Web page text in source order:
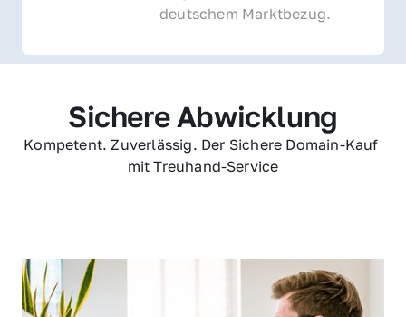
deutschem Marktbezug.
Sichere Abwicklung
Kompetent. Zuverlässig. Der Sichere Domain-Kauf
mit Treuhand-Service